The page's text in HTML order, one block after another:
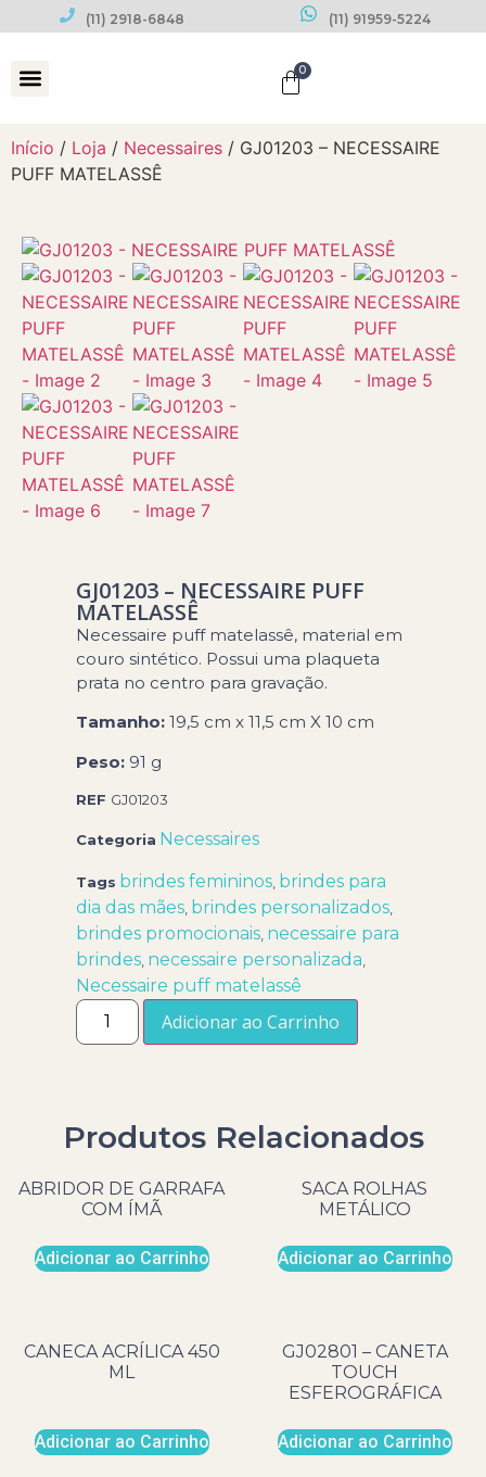
(11) 2918-6848 (11) 91959-5224
0
Início / Loja / Necessaires / GJ01203 – NECESSAIRE
PUFF MATELASSÊ
GJ01203 – NECESSAIRE PUFF
MATELASSÊ
Necessaire puff matelassê, material em
couro sintético. Possui uma plaqueta
prata no centro para gravação.
Tamanho: 19,5 cm x 11,5 cm X 10 cm
Peso: 91 g
REF GJ01203
Categoria Necessaires
Tags brindes femininos brindes para
dia das mães brindes personalizados
brindes promocionais necessaire para
brindes necessaire personalizada
Necessaire puff matelassê
Adicionar ao Carrinho
Produtos Relacionados
ABRIDOR DE GARRAFA
COM ÍMÃ
Adicionar ao Carrinho
SACA ROLHAS
METÁLICO
Adicionar ao Carrinho
CANECA ACRÍLICA 450
ML
Adicionar ao Carrinho
GJ02801 – CANETA
TOUCH
ESFEROGRÁFICA
Adicionar ao Carrinho